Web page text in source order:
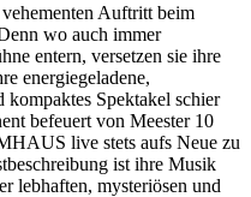
Auftritt beim
wo auch immer
entern, versetzen sie ihre
energiegeladene,
Spektakel schier
befeuert von Meester 10
live stets aufs Neue zu
ist ihre Musik
lebhaften, mysteriösen und